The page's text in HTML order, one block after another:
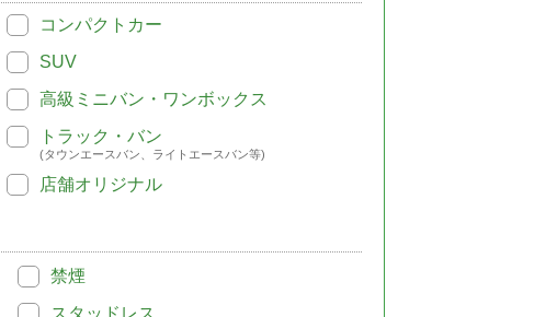
コンパクトカー
SUV
高級ミニバン・ワンボックス
トラック・バン
(タウンエースバン、ライトエースバン等)
店舗オリジナル
禁煙
スタッドレス